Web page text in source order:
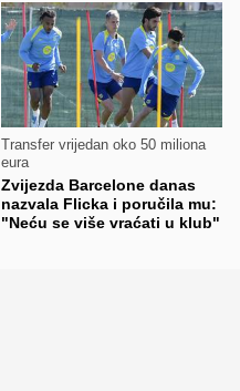
Transfer vrijedan oko 50 miliona
eura
Zvijezda Barcelone danas
nazvala Flicka i poručila mu:
"Neću se više vraćati u klub"